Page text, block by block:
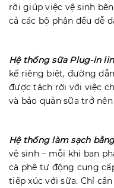
rời giúp việc vệ sinh
cả các bộ phận đều dễ
Hệ thống sữa Plug-in
kế riêng biệt, đường
được tách rời với việc
và bảo quản sữa trở
Hệ thống làm sạch
vệ sinh – mỗi khi bạn
cà phê tự động cung
tiếp xúc với sữa. Chỉ